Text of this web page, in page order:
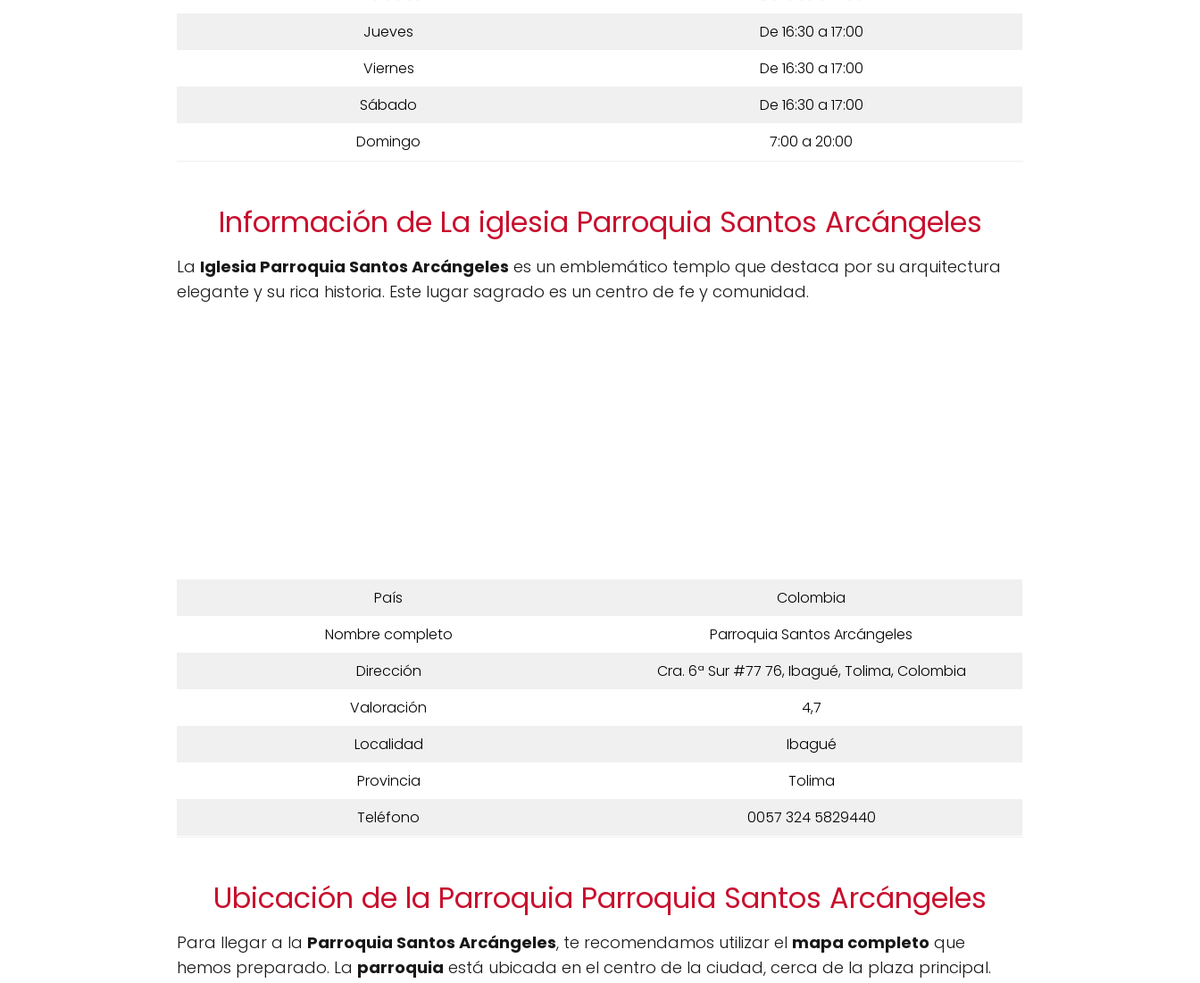
Jueves
De 16:30 a 17:00
Viernes
De 16:30 a 17:00
Sábado
De 16:30 a 17:00
Domingo
7:00 a 20:00
Información de La iglesia Parroquia Santos Arcángeles
La Iglesia Parroquia Santos Arcángeles es un emblemático templo que destaca por su arquitectura
elegante y su rica historia. Este lugar sagrado es un centro de fe y comunidad.
País
Colombia
Nombre completo
Parroquia Santos Arcángeles
Dirección
Cra. 6ª Sur #77 76, Ibagué, Tolima, Colombia
Valoración
4,7
Localidad
Ibagué
Provincia
Tolima
Teléfono
0057 324 5829440
Ubicación de la Parroquia Parroquia Santos Arcángeles
Para llegar a la Parroquia Santos Arcángeles, te recomendamos utilizar el mapa completo que
hemos preparado. La parroquia está ubicada en el centro de la ciudad, cerca de la plaza principal.